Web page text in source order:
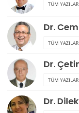
TÜM
Dr.
TÜM
Dr.
TÜM
Dr.